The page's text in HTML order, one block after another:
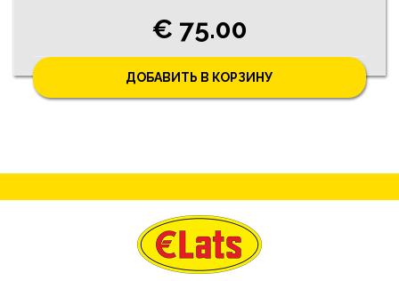
€ 75.00
ДОБАВИТЬ В КОРЗИНУ